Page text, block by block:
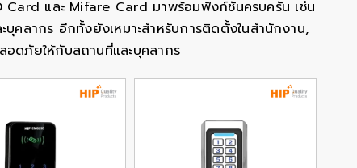
Card และ Mifare Card มาพร้อมฟังก์ชันครบครัน เช่น
คลากร อีกทั้งยังเหมาะสำหรับการติดตั้งในสำนักงาน,
ดภัยให้กับสถานที่และบุคลากร